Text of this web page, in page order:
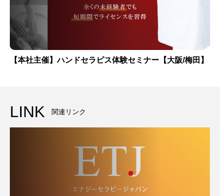
【本社主催】ハンドセラピス体験セミナー【大阪/梅田】
LINK 関連リンク